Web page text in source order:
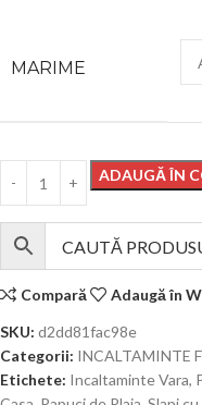
MARIME
ADAUGĂ ÎN
Compară
Adaugă în
SKU: d2dd81fac98e
Categorii: INCALTAMINTE
Etichete: Incaltaminte Vara,